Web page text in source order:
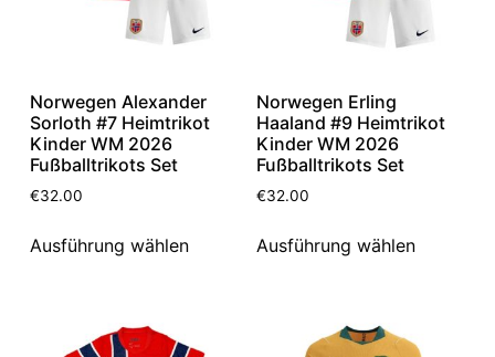
Norwegen Alexander
Sorloth #7 Heimtrikot
Kinder WM 2026
Fußballtrikots Set
€32.00
Ausführung wählen
Norwegen Erling
Haaland #9 Heimtrikot
Kinder WM 2026
Fußballtrikots Set
€32.00
Ausführung wählen